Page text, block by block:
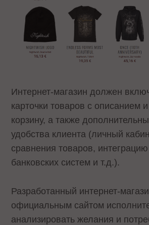
Интернет-магазин должен
карточки товаров с описанием
корзину, а также
удобства клиента (личный
сравнения товаров,
банковских систем и т.д.).
Разработанный интернет-
официальным сайтом
анализировать желания и